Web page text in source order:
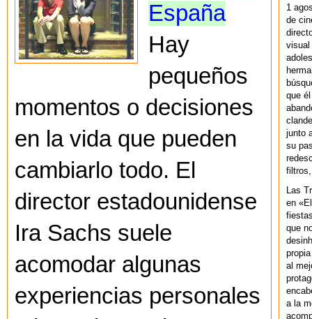
España
Hay
pequeños
momentos o decisiones
en la vida que pueden
cambiarlo todo. El
director estadounidense
Ira Sachs suele
acomodar algunas
experiencias personales
1
de
visual
que
junto
su
filtros,
Las
en
que
al
a la